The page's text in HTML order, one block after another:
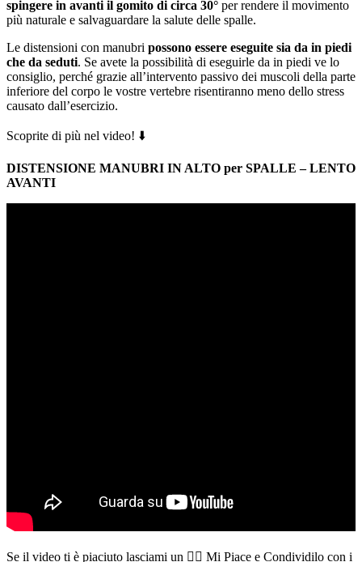
spingere in avanti il gomito di circa 30° per rendere il movimento
più naturale e salvaguardare la salute delle spalle.
Le distensioni con manubri possono essere eseguite sia da in piedi
che da seduti. Se avete la possibilità di eseguirle da in piedi ve lo
consiglio, perché grazie all’intervento passivo dei muscoli della parte
inferiore del corpo le vostre vertebre risentiranno meno dello stress
causato dall’esercizio.
Scoprite di più nel video! ⬇️
DISTENSIONE MANUBRI IN ALTO per SPALLE – LENTO
AVANTI
Se il video ti è piaciuto lasciami un 👍🏻 Mi Piace e Condividilo con i